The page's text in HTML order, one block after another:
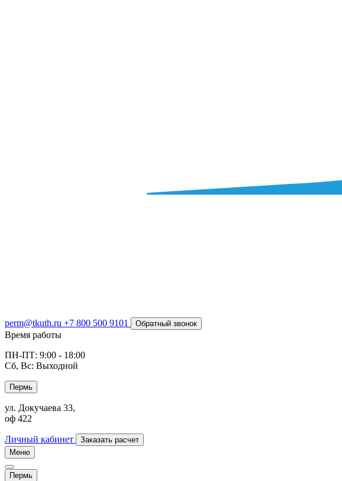
perm@tkuth.ru +7 800 500 9101 Обратный звонок
Время работы
ПН-ПТ: 9:00 - 18:00
Сб, Вс: Выходной
Пермь
ул. Докучаева 33,
оф 422
Личный кабинет
Заказать расчет
Меню
Пермь